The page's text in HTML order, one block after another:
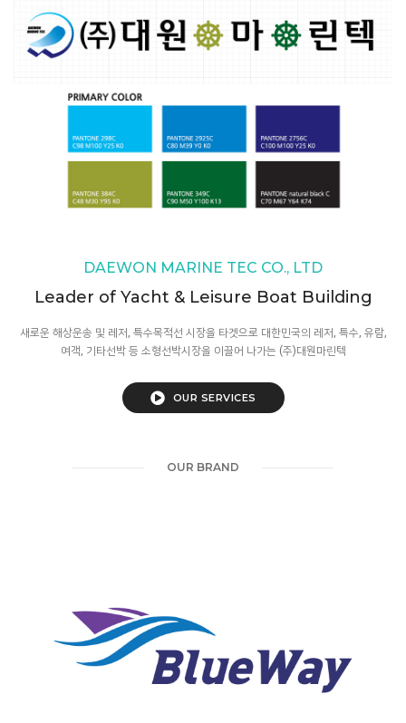
DAEWON MARINE TEC CO., LTD
Leader of Yacht & Leisure Boat Building
새로운 해상운송 및 레저, 특수목적선 시장을 타겟으로 대한민국의 레저, 특수, 유람,
여객, 기타선박 등 소형선박시장을 이끌어 나가는 (주)대원마린텍
OUR SERVICES
OUR BRAND